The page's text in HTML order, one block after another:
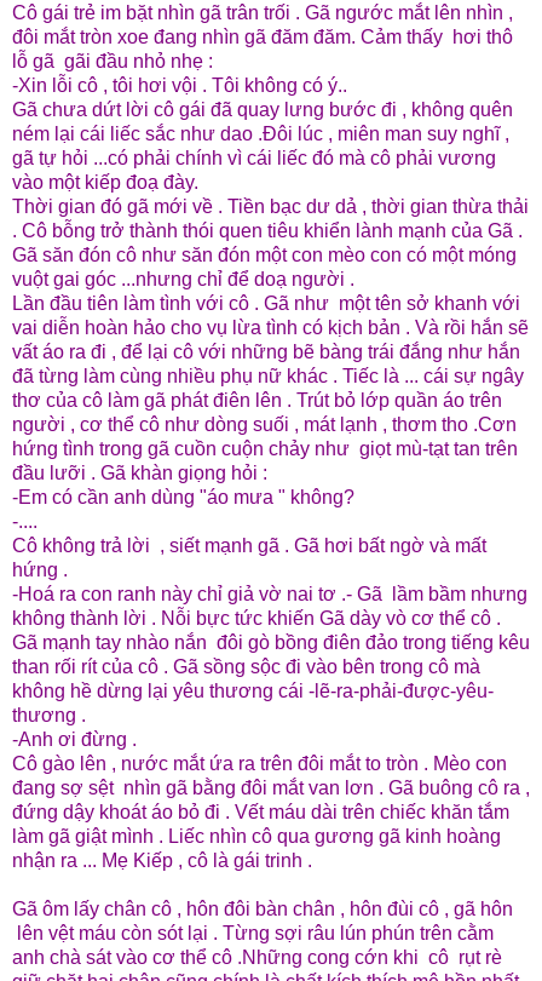
Cô gái trẻ im bặt nhìn gã trân trối . Gã ngước mắt lên nhìn ,
đôi mắt tròn xoe đang nhìn gã đăm đăm. Cảm thấy hơi thô
lỗ gã gãi đầu nhỏ nhẹ :
-Xin lỗi cô , tôi hơi vội . Tôi không có ý..
Gã chưa dứt lời cô gái đã quay lưng bước đi , không quên
ném lại cái liếc sắc như dao .Đôi lúc , miên man suy nghĩ ,
gã tự hỏi ...có phải chính vì cái liếc đó mà cô phải vương
vào một kiếp đoạ đày.
Thời gian đó gã mới về . Tiền bạc dư dả , thời gian thừa thải
. Cô bỗng trở thành thói quen tiêu khiển lành mạnh của Gã .
Gã săn đón cô như săn đón một con mèo con có một móng
vuột gai góc ...nhưng chỉ để doạ người .
Lần đầu tiên làm tình với cô . Gã như một tên sở khanh với
vai diễn hoàn hảo cho vụ lừa tình có kịch bản . Và rồi hắn sẽ
vất áo ra đi , để lại cô với những bẽ bàng trái đắng như hắn
đã từng làm cùng nhiều phụ nữ khác . Tiếc là ... cái sự ngây
thơ của cô làm gã phát điên lên . Trút bỏ lớp quần áo trên
người , cơ thể cô như dòng suối , mát lạnh , thơm tho .Cơn
hứng tình trong gã cuồn cuộn chảy như giọt mù-tạt tan trên
đầu lưỡi . Gã khàn giọng hỏi :
-Em có cần anh dùng "áo mưa " không?
-....
Cô không trả lời , siết mạnh gã . Gã hơi bất ngờ và mất
hứng .
-Hoá ra con ranh này chỉ giả vờ nai tơ .- Gã lầm bầm nhưng
không thành lời . Nỗi bực tức khiến Gã dày vò cơ thể cô .
Gã mạnh tay nhào nắn đôi gò bồng điên đảo trong tiếng kêu
than rối rít của cô . Gã sồng sộc đi vào bên trong cô mà
không hề dừng lại yêu thương cái -lẽ-ra-phải-được-yêu-
thương .
-Anh ơi đừng .
Cô gào lên , nước mắt ứa ra trên đôi mắt to tròn . Mèo con
đang sợ sệt nhìn gã bằng đôi mắt van lơn . Gã buông cô ra ,
đứng dậy khoát áo bỏ đi . Vết máu dài trên chiếc khăn tắm
làm gã giật mình . Liếc nhìn cô qua gương gã kinh hoàng
nhận ra ... Mẹ Kiếp , cô là gái trinh .
Gã ôm lấy chân cô , hôn đôi bàn chân , hôn đùi cô , gã hôn
lên vệt máu còn sót lại . Từng sợi râu lún phún trên cằm
anh chà sát vào cơ thể cô .Những cong cớn khi cô rụt rè